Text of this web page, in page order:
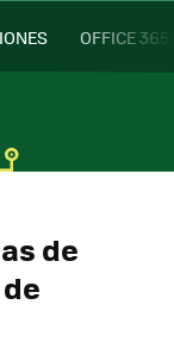
OFFICE 365
de